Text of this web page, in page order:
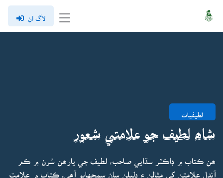
لاگ ان
لطيفيات
شاھ لطيف جو علامتي شعور
ھن ڪتاب ۾ ڊاڪٽر سڌايي صاحب، لطيف جي يارھن سُرن ۾ ڪم
آندل علامتن کي مثالن ۽ دليلن سان سمجهايو آھي. ڪتاب ۾ علامت